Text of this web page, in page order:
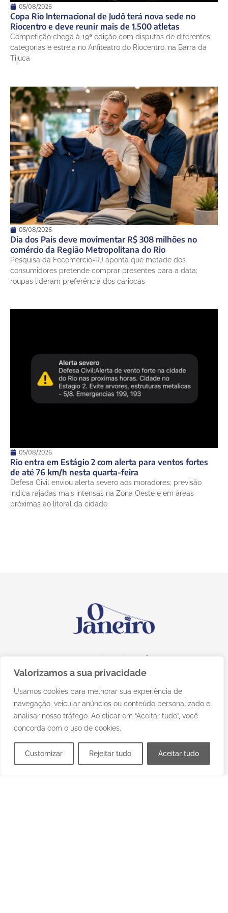
Valorizamos a sua privacidade
Usamos cookies para melhorar sua experiência de
navegação, veicular anúncios ou conteúdo personalizado e
analisar nosso tráfego. Ao clicar em “Aceitar tudo”, você
concorda com o uso de cookies.
Customizar Rejeitar tudo Aceitar tudo
05/08/2026
Copa Rio Internacional de Judô terá nova sede no
Riocentro e deve reunir mais de 1.500 atletas
Competição chega à 19ª edição com disputas de diferentes
categorias e estreia no Anfiteatro do Riocentro, na Barra da
Tijuca
05/08/2026
Dia dos Pais deve movimentar R$ 308 milhões no
comércio da Região Metropolitana do Rio
Pesquisa da Fecomércio-RJ aponta que metade dos
consumidores pretende comprar presentes para a data;
roupas lideram preferência dos cariocas
05/08/2026
Rio entra em Estágio 2 com alerta para ventos fortes
de até 76 km/h nesta quarta-feira
Defesa Civil enviou alerta severo aos moradores; previsão
indica rajadas mais intensas na Zona Oeste e em áreas
próximas ao litoral da cidade
Institucional
Contato
Política de Privacidade
Categorias